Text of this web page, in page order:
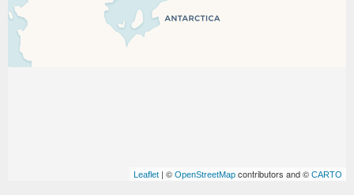
Leaflet | © OpenStreetMap contributors and © CARTO